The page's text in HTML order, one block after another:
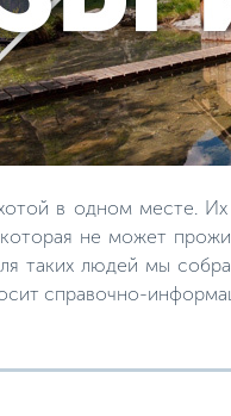
в одном месте.
не может
таких людей мы
справочно-